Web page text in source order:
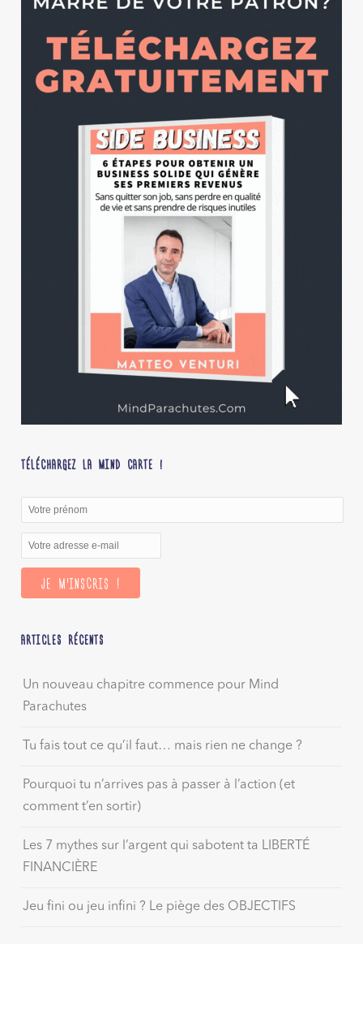
TÉLÉCHARGEZ LA MIND CARTE !
ARTICLES RÉCENTS
Un nouveau chapitre commence pour Mind
Parachutes
Tu fais tout ce qu’il faut… mais rien ne change ?
Pourquoi tu n’arrives pas à passer à l’action (et
comment t’en sortir)
Les 7 mythes sur l’argent qui sabotent ta LIBERTÉ
FINANCIÈRE
Jeu fini ou jeu infini ? Le piège des OBJECTIFS